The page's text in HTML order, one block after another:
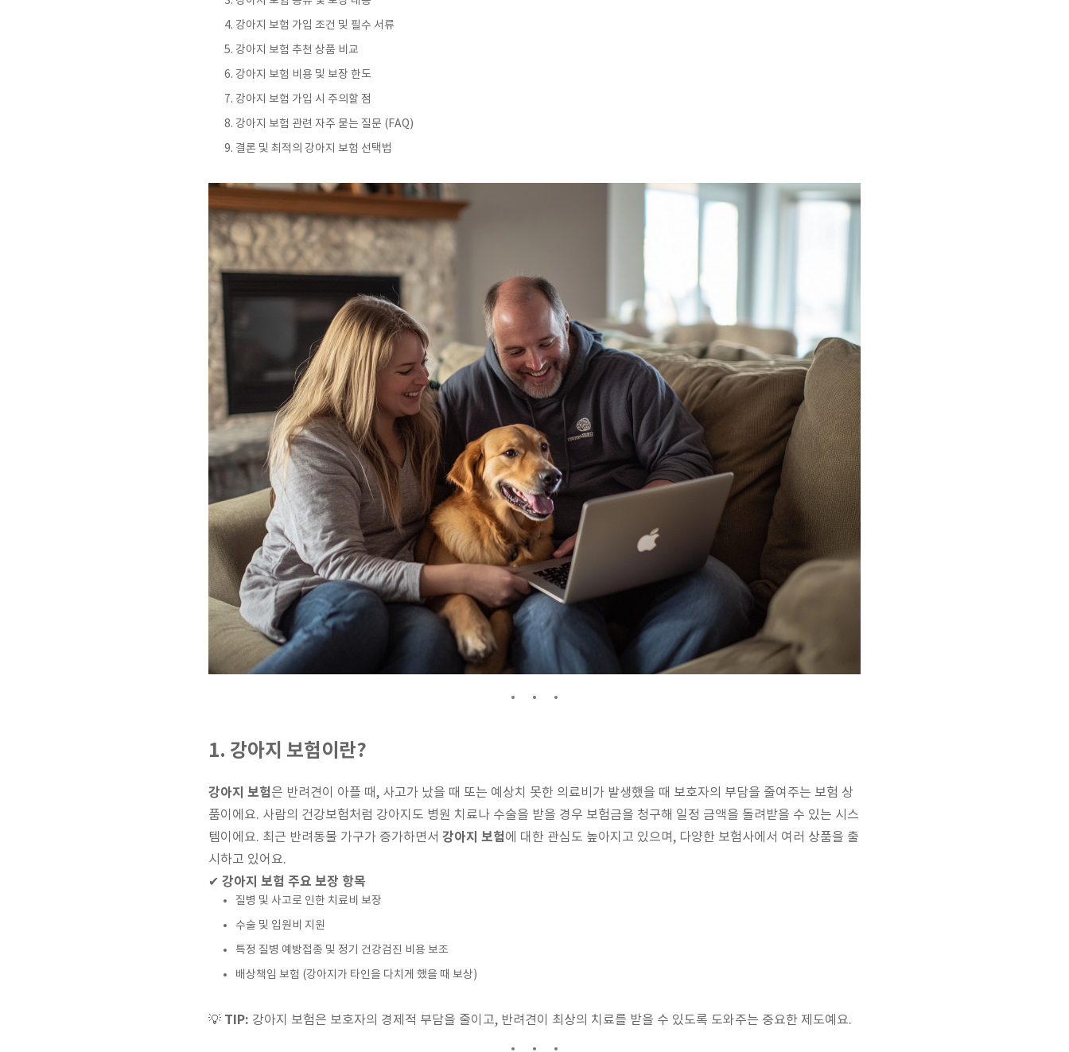
강아지 보험 가입 조건 및 필수 서류
강아지 보험 추천 상품 비교
강아지 보험 비용 및 보장 한도
강아지 보험 가입 시 주의할 점
강아지 보험 관련 자주 묻는 질문 (FAQ)
결론 및 최적의 강아지 보험 선택법
1. 강아지 보험이란?
강아지 보험은 반려견이 아플 때, 사고가 났을 때 또는 예상치 못한 의료비가 발생했을 때 보호자의 부담을 줄여주는 보험 상
품이에요. 사람의 건강보험처럼 강아지도 병원 치료나 수술을 받을 경우 보험금을 청구해 일정 금액을 돌려받을 수 있는 시스
템이에요. 최근 반려동물 가구가 증가하면서 강아지 보험에 대한 관심도 높아지고 있으며, 다양한 보험사에서 여러 상품을 출
시하고 있어요.
✔ 강아지 보험 주요 보장 항목
질병 및 사고로 인한 치료비 보장
수술 및 입원비 지원
특정 질병 예방접종 및 정기 건강검진 비용 보조
배상책임 보험 (강아지가 타인을 다치게 했을 때 보상)
💡 TIP: 강아지 보험은 보호자의 경제적 부담을 줄이고, 반려견이 최상의 치료를 받을 수 있도록 도와주는 중요한 제도예요.